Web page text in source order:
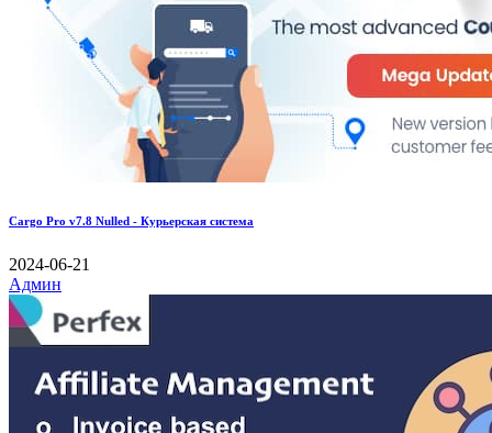
Cargo Pro v7.8 Nulled - Курьерская система
2024-06-21
Админ